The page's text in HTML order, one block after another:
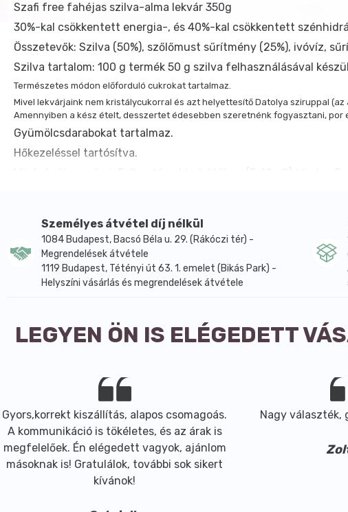
Szafi free fahéjas szilva-alma lekvár 350g
30%-kal csökkentett energia-, és 40%-kal csökkentett
Összetevők: Szilva (50%), szőlőmust sűrítmény (25%), ivóvíz,
Szilva tartalom: 100 g termék 50 g szilva felhasználásával
Természetes módon előforduló cukrokat tartalmaz.
Mivel lekvárjaink nem kristálycukorral és azt helyettesítő Datolya sziruppal
Amennyiben a kész ételt, desszertet édesebben szeretnénk fogyasztani,
Gyümölcsdarabokat tartalmaz.
Hőkezeléssel tartósítva.
Minőségét megőrzi: Felbontás után hűtőben (5-10 oC) tárolva
energia: 456 kJ 108 kcal
zsír:
0,55 g
amelyből telített zsírsavak: 0 g
szénhidrát: 23,5 g
fehérje: 1,4 g
só: < 0,01 g
Személyes átvétel díj nélkül
1084 Budapest, Bacsó Béla u. 29. (Rákóczi tér) -
Megrendelések átvétele
1119 Budapest, Tétényi út 63. 1. emelet (Bikás Park) -
Helyszíni vásárlás és megrendelések átvétele
LEGYEN ÖN IS ELÉGEDETT
Gyors,korrekt kiszállítás, alapos csomagoás.
A kommunikáció is tökéletes, és az árak is
megfelelőek. Én elégedett vagyok, ajánlom
másoknak is! Gratulálok, további sok sikert
kívánok!
Nagy választék,